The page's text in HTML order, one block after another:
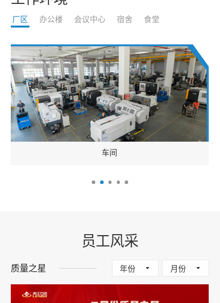
厂区 办公楼 会议中心 宿舍 食堂
车间
员工风采
质量之星 年份 月份